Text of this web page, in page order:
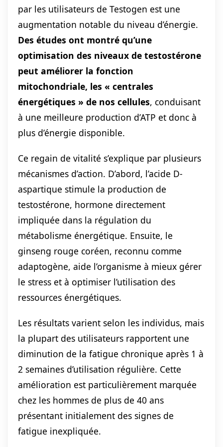
par les utilisateurs de Testogen est une
augmentation notable du niveau d’énergie.
Des études ont montré qu’une
optimisation des niveaux de testostérone
peut améliorer la fonction
mitochondriale, les « centrales
énergétiques » de nos cellules, conduisant
à une meilleure production d’ATP et donc à
plus d’énergie disponible.
Ce regain de vitalité s’explique par plusieurs
mécanismes d’action. D’abord, l’acide D-
aspartique stimule la production de
testostérone, hormone directement
impliquée dans la régulation du
métabolisme énergétique. Ensuite, le
ginseng rouge coréen, reconnu comme
adaptogène, aide l’organisme à mieux gérer
le stress et à optimiser l’utilisation des
ressources énergétiques.
Les résultats varient selon les individus, mais
la plupart des utilisateurs rapportent une
diminution de la fatigue chronique après 1 à
2 semaines d’utilisation régulière. Cette
amélioration est particulièrement marquée
chez les hommes de plus de 40 ans
présentant initialement des signes de
fatigue inexpliquée.